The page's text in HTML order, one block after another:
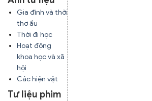
Gia đình và thời
thơ ấu
Thời đi học
Hoạt động
khoa học và xã
hội
Các hiện vật
Tư liệu phim